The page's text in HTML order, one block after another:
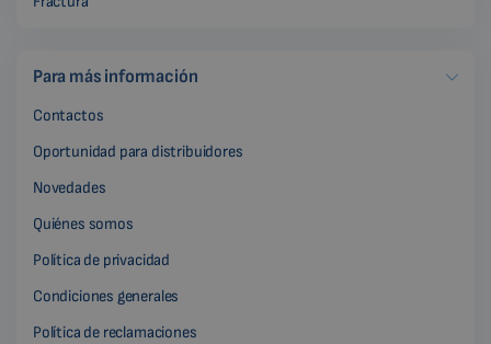
Para más información
Contactos
Oportunidad para distribuidores
Novedades
Quiénes somos
Política de privacidad
Condiciones generales
Política de reclamaciones